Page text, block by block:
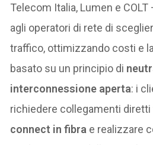
Telecom Italia, Lumen e
agli operatori di rete di
traffico, ottimizzando costi e
basato su un principio di
interconnessione aperta: i
richiedere collegamenti
connect in fibra e realizzare